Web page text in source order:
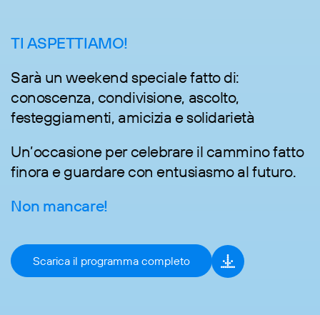
TI ASPETTIAMO!
Sarà un weekend speciale fatto di:
conoscenza, condivisione, ascolto,
festeggiamenti, amicizia e solidarietà
Un’occasione per celebrare il cammino fatto
finora e guardare con entusiasmo al futuro.
Non mancare!
Scarica il programma completo